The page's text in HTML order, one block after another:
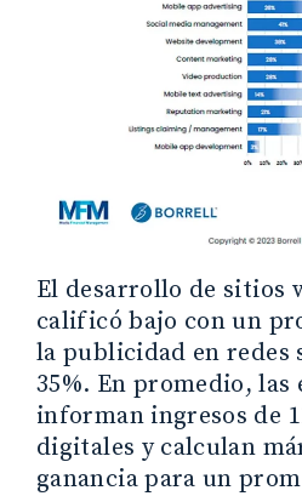
El desarrollo de sitios
calificó bajo con un
la publicidad en redes
35%. En promedio, las
informan ingresos de
digitales y calculan
ganancia para un